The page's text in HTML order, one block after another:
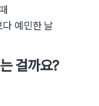
예민한 날
걸까요?